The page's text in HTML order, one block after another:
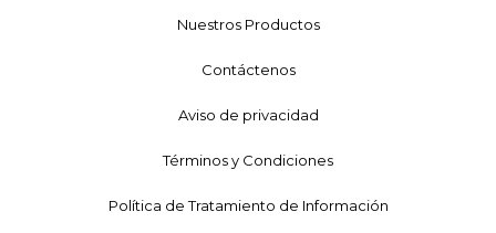
Nuestros Productos
Contáctenos
Aviso de privacidad
Términos y Condiciones
Política de Tratamiento de Información